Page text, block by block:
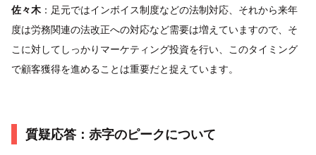
佐々木 ：足元ではインボイス制度などの法制対応、それから来年
度は労務関連の法改正への対応など需要は増えていますので、そ
こに対してしっかりマーケティング投資を行い、このタイミング
で顧客獲得を進めることは重要だと捉えています。
質疑応答：赤字のピークについて